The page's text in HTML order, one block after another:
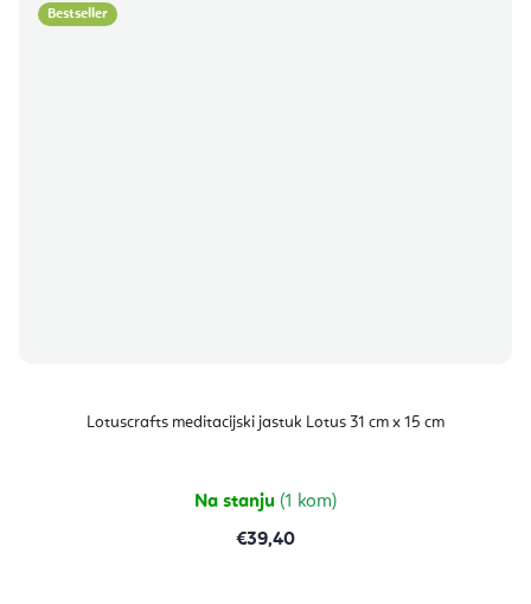
Bestseller
Lotuscrafts meditacijski jastuk Lotus 31 cm x 15 cm
Na stanju (1 kom)
€39,40